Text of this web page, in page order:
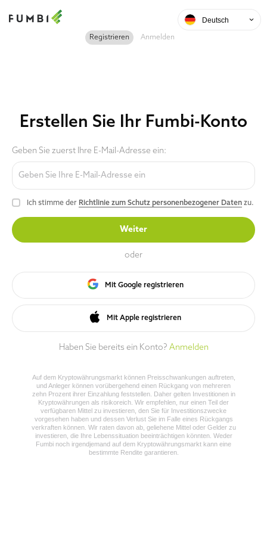
Deutsch
Registrieren Anmelden
Erstellen Sie Ihr Fumbi-Konto
Geben Sie zuerst Ihre E-Mail-Adresse ein:
Ich stimme der Richtlinie zum Schutz personenbezogener Daten zu.
Weiter
oder
Mit Google registrieren
Mit Apple registrieren
Haben Sie bereits ein Konto? Anmelden
Auf dem Kryptowährungsmarkt können Preisschwankungen auftreten,
und Anleger können vorübergehend einen Rückgang von mehreren
zehn Prozent ihrer Einzahlung feststellen. Daher gelten Investitionen in
Kryptowährungen als risikoreich. Wir empfehlen, nur einen Teil der
verfügbaren Mittel zu investieren, den Sie für Investitionszwecke
vorgesehen haben und dessen Verlust Sie im Falle eines Rückgangs
verkraften können. Wir raten davon ab, geliehene Mittel oder Gelder zu
investieren, die Ihre Lebenssituation beeinträchtigen könnten. Weder
Fumbi noch irgendjemand auf dem Kryptowährungsmarkt kann eine
bestimmte Rendite garantieren.